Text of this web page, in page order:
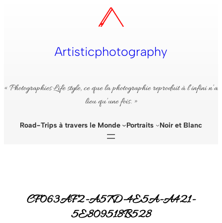
Artisticphotography
« Photographies Life style, ce que la photographie reproduit à l’infini n’a
lieu qu’une fois. »
Road-Trips à travers le Monde Portraits Noir et Blanc
CF063AF2-A57D-4E5A-A421-
5E809518B528